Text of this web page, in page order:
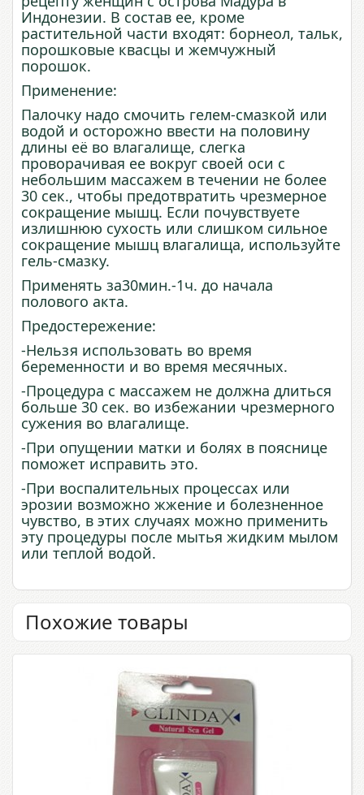
Индонезии. В состав ее, кроме
растительной части входят: борнеол, тальк,
порошковые квасцы и жемчужный
порошок.
Применение:
Палочку надо смочить гелем-смазкой или
водой и осторожно ввести на половину
длины её во влагалище, слегка
проворачивая ее вокруг своей оси с
небольшим массажем в течении не более
30 сек., чтобы предотвратить чрезмерное
сокращение мышц. Если почувствуете
излишнюю сухость или слишком сильное
сокращение мышц влагалища, используйте
гель-смазку.
Применять за30мин.-1ч. до начала
полового акта.
Предостережение:
-Нельзя использовать во время
беременности и во время месячных.
-Процедура с массажем не должна длиться
больше 30 сек. во избежании чрезмерного
сужения во влагалище.
-При опущении матки и болях в пояснице
поможет исправить это.
-При воспалительных процессах или
эрозии возможно жжение и болезненное
чувство, в этих случаях можно применить
эту процедуры после мытья жидким мылом
или теплой водой.
Похожие товары